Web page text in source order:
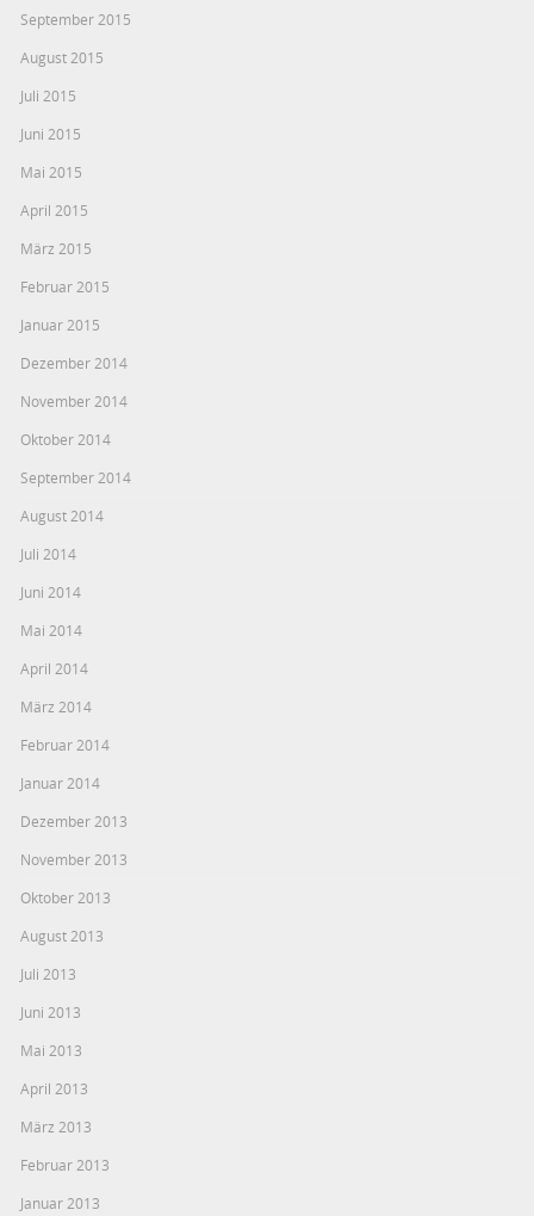
September 2015
August 2015
Juli 2015
Juni 2015
Mai 2015
April 2015
März 2015
Februar 2015
Januar 2015
Dezember 2014
November 2014
Oktober 2014
September 2014
August 2014
Juli 2014
Juni 2014
Mai 2014
April 2014
März 2014
Februar 2014
Januar 2014
Dezember 2013
November 2013
Oktober 2013
August 2013
Juli 2013
Juni 2013
Mai 2013
April 2013
März 2013
Februar 2013
Januar 2013